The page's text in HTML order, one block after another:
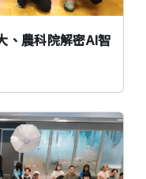
、農科院解密AI智